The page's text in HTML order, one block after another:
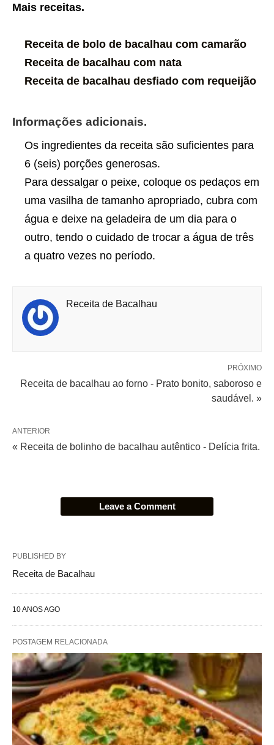
Mais receitas.
Receita de bolo de bacalhau com camarão
Receita de bacalhau com nata
Receita de bacalhau desfiado com requeijão
Informações adicionais.
Os ingredientes da receita são suficientes para
6 (seis) porções generosas.
Para dessalgar o peixe, coloque os pedaços em
uma vasilha de tamanho apropriado, cubra com
água e deixe na geladeira de um dia para o
outro, tendo o cuidado de trocar a água de três
a quatro vezes no período.
Receita de Bacalhau
PRÓXIMO
Receita de bacalhau ao forno - Prato bonito, saboroso e
saudável. »
ANTERIOR
« Receita de bolinho de bacalhau autêntico - Delícia frita.
Leave a Comment
PUBLISHED BY
Receita de Bacalhau
10 ANOS AGO
POSTAGEM RELACIONADA